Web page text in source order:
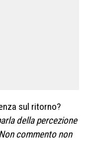
sul ritorno?
della percezione
commento non